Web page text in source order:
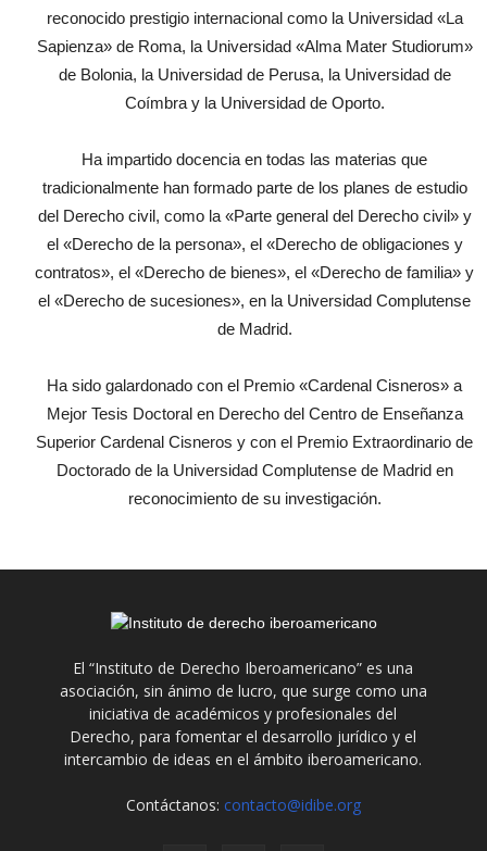
reconocido prestigio internacional como la Universidad «La
Sapienza» de Roma, la Universidad «Alma Mater Studiorum»
de Bolonia, la Universidad de Perusa, la Universidad de
Coímbra y la Universidad de Oporto.
Ha impartido docencia en todas las materias que
tradicionalmente han formado parte de los planes de estudio
del Derecho civil, como la «Parte general del Derecho civil» y
el «Derecho de la persona», el «Derecho de obligaciones y
contratos», el «Derecho de bienes», el «Derecho de familia» y
el «Derecho de sucesiones», en la Universidad Complutense
de Madrid.
Ha sido galardonado con el Premio «Cardenal Cisneros» a
Mejor Tesis Doctoral en Derecho del Centro de Enseñanza
Superior Cardenal Cisneros y con el Premio Extraordinario de
Doctorado de la Universidad Complutense de Madrid en
reconocimiento de su investigación.
El “Instituto de Derecho Iberoamericano” es una
asociación, sin ánimo de lucro, que surge como una
iniciativa de académicos y profesionales del
Derecho, para fomentar el desarrollo jurídico y el
intercambio de ideas en el ámbito iberoamericano.
Contáctanos: contacto@idibe.org